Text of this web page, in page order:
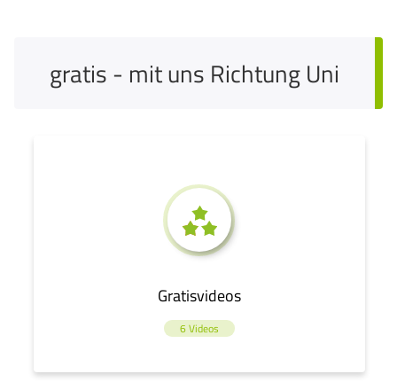
gratis - mit uns Richtung Uni
Gratisvideos
6 Videos